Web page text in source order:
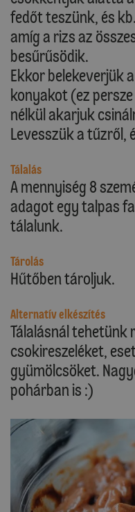
fedőt teszünk, és
amíg a rizs az
besűrűsödik.
Ekkor belekeverjük
konyakot (ez
nélkül akarjuk
Levesszük a tűzről,
Tálalás
A mennyiség 8
adagot egy talpas
tálalunk.
Tárolás
Hűtőben tároljuk.
Alternatív elkészítés
Tálalásnál tehetünk
csokireszeléket,
gyümölcsöket.
pohárban is :)